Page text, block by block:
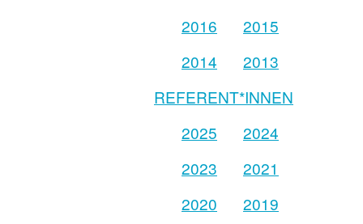
2016
2015
2014
2013
REFERENT*INNEN
2025
2024
2023
2021
2020
2019